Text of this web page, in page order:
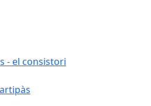
- el consistori